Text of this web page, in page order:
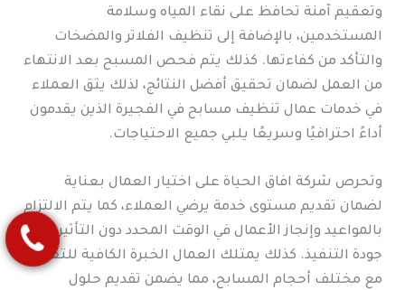
وتعقيم آمنة تحافظ على نقاء المياه وسلامة
المستخدمين، بالإضافة إلى تنظيف الفلاتر والمضخات
والتأكد من كفاءتها. كذلك يتم فحص المسبح بعد الانتهاء
من العمل لضمان تحقيق أفضل النتائج، لذلك يثق العملاء
في خدمات عمال تنظيف مسابح في الفجيرة الذين يقدمون
أداءً احترافيًا وسريعًا يلبي جميع الاحتياجات.
وتحرص شركة افاق الحياة على اختيار العمال بعناية
لضمان تقديم مستوى خدمة يرضي العملاء، كما يتم الالتزام
بالمواعيد وإنجاز الأعمال في الوقت المحدد دون التأثير على
جودة التنفيذ. كذلك يمتلك العمال الخبرة الكافية للتعامل
مع مختلف أحجام المسابح، مما يضمن تقديم حلول